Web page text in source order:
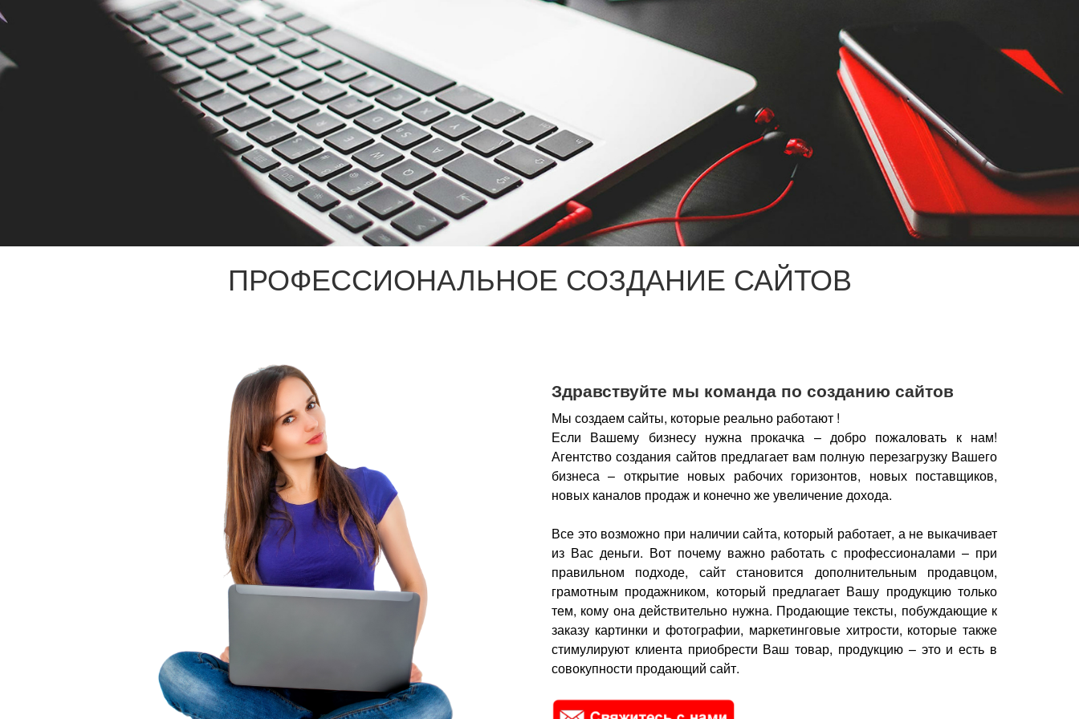
ПРОФЕССИОНАЛЬНОЕ СОЗДАНИЕ САЙТОВ
Здравствуйте мы команда по созданию сайтов
Мы создаем сайты, которые реально работают !
Если Вашему бизнесу нужна прокачка – добро пожаловать к нам!
Агентство создания сайтов предлагает вам полную перезагрузку Вашего
бизнеса – открытие новых рабочих горизонтов, новых поставщиков,
новых каналов продаж и конечно же увеличение дохода.
Все это возможно при наличии сайта, который работает, а не выкачивает
из Вас деньги. Вот почему важно работать с профессионалами – при
правильном подходе, сайт становится дополнительным продавцом,
грамотным продажником, который предлагает Вашу продукцию только
тем, кому она действительно нужна. Продающие тексты, побуждающие к
заказу картинки и фотографии, маркетинговые хитрости, которые также
стимулируют клиента приобрести Ваш товар, продукцию – это и есть в
совокупности продающий сайт.